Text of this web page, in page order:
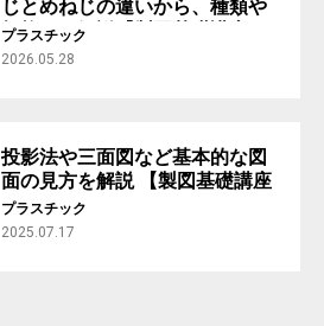
じとめねじの違いから、種類や
規格まで解説【製図基礎講座
#5】
プラスチック
2026.05.28
投影法や三面図など基本的な図
面の見方を解説 【製図基礎講座
#1】
プラスチック
2025.07.17